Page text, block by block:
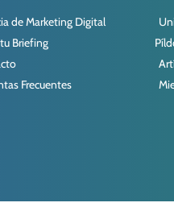
de Marketing Digital
Briefing
Frecuentes